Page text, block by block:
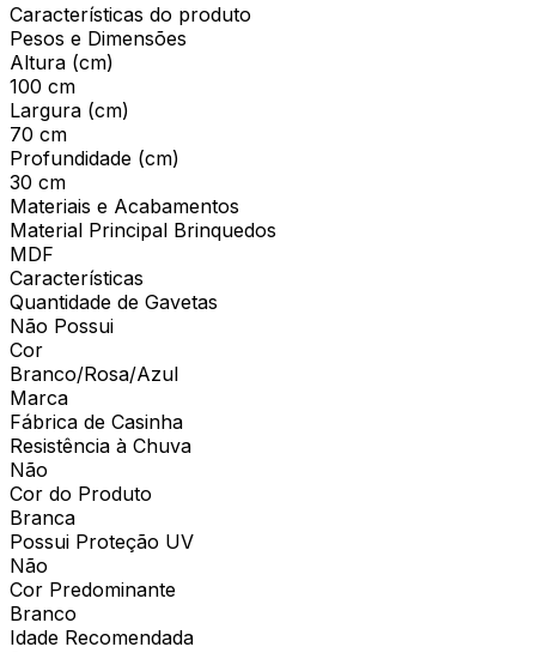
Características do produto
Pesos e Dimensões
Altura (cm)
100 cm
Largura (cm)
70 cm
Profundidade (cm)
30 cm
Materiais e Acabamentos
Material Principal Brinquedos
MDF
Características
Quantidade de Gavetas
Não Possui
Cor
Branco/Rosa/Azul
Marca
Fábrica de Casinha
Resistência à Chuva
Não
Cor do Produto
Branca
Possui Proteção UV
Não
Cor Predominante
Branco
Idade Recomendada